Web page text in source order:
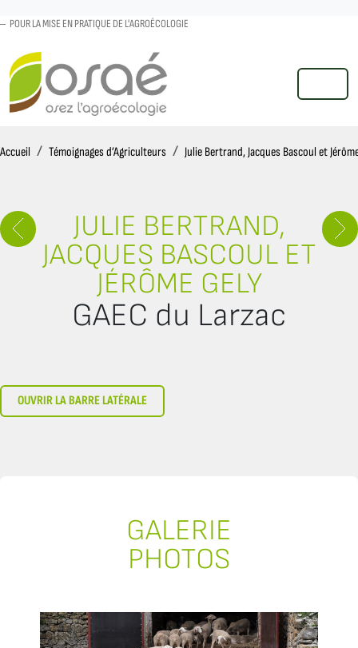
POUR LA MISE EN PRATIQUE DE L'AGROÉCOLOGIE
MENU
Accueil AccueilTémoignages d’Agriculteurs Julie Bertrand, Jacques Bascoul et
JULIE BERTRAND,
JACQUES BASCOUL ET
JÉRÔME GELY
GAEC du Larzac
OUVRIR LA BARRE LATÉRALE
GALERIE
PHOTOS